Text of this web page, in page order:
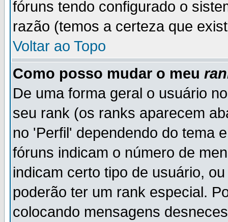
fóruns tendo configurado o
razão (temos a certeza que
Voltar ao Topo
Como posso mudar o meu
De uma forma geral o usuário
seu rank (os ranks aparecem
no 'Perfil' dependendo do tema
fóruns indicam o número de
indicam certo tipo de usuário,
poderão ter um rank especial.
colocando mensagens